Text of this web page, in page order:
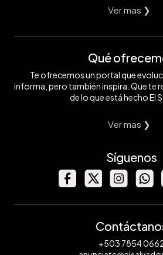
Ver mas ❯
Qué
Te ofrecemos un portal que
informa, pero también inspira. Que te
de lo que está hecho El
Ver mas ❯
Síguenos
+503 7854